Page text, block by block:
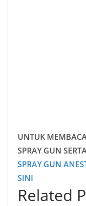
UNTUK
SPRAY GUN
SPRAY GUN
SINI
Related